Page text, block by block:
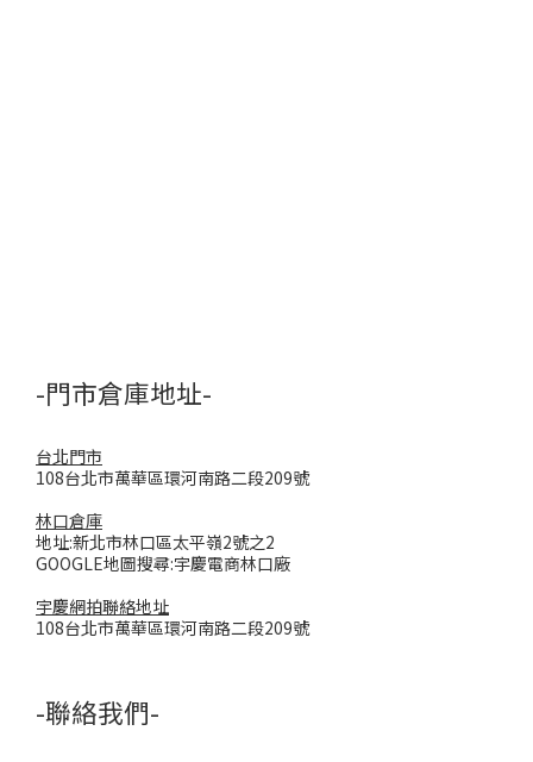
-門市倉庫地址-
台北門市
108台北市萬華區環河南路二段209號
林口倉庫
地址:新北市林口區太平嶺2號之2
GOOGLE地圖搜尋:宇慶電商林口廠
宇慶網拍聯絡地址
108台北市萬華區環河南路二段209號
-聯絡我們-